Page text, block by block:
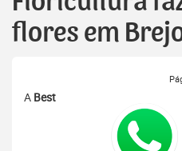
flores em
A Best